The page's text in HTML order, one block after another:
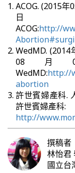
ACOG. (2015
日
ACOG:http://
WedMD.
08月
WedMD:http://
abortion
許世賓婦產科.
許世賓婦產科:
http://
撰稿者
林怡君
國立台